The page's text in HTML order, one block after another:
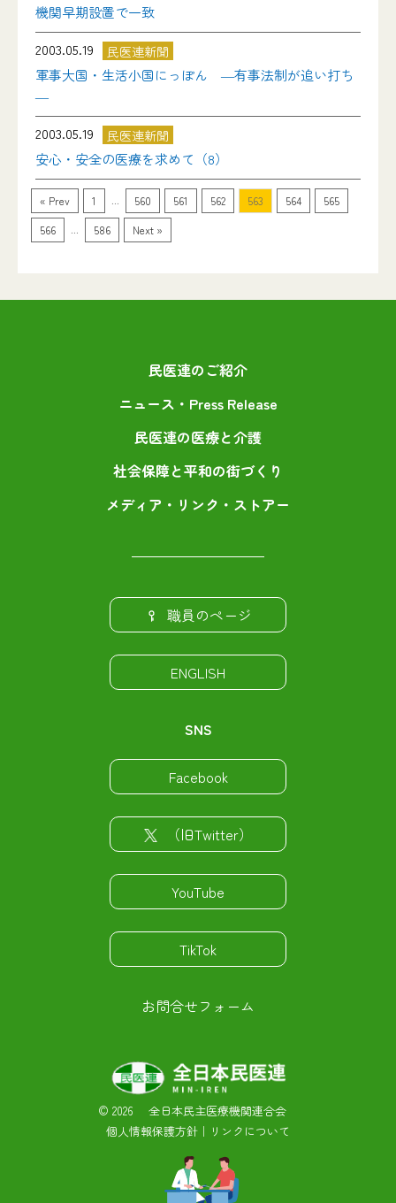
機関早期設置で一致
2003.05.19
民医連新聞
軍事大国・生活小国にっぽん ―有事法制が追い打ち
―
2003.05.19
民医連新聞
安心・安全の医療を求めて（8）
« Prev 1 560 561 562 563 564
565
566
586 Next »
民医連のご紹介
ニュース・Press Release
民医連の医療と介護
社会保障と平和の街づくり
メディア・リンク・ストアー
職員のページ
ENGLISH
SNS
Facebook
（旧Twitter）
YouTube
TikTok
お問合せフォーム
© 2026 全日本民主医療機関連合会
個人情報保護方針 ｜ リンクについて